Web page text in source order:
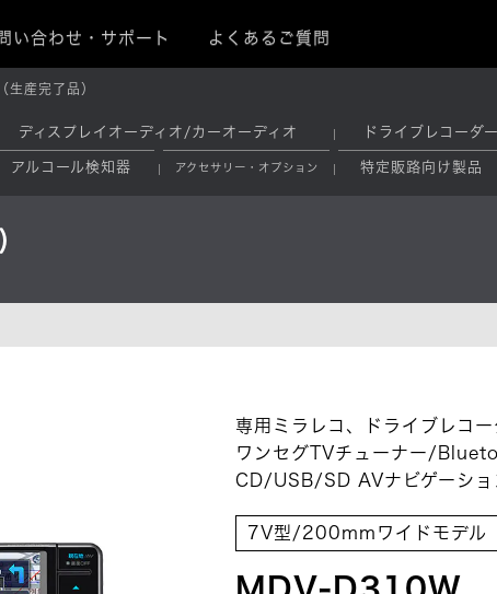
い合わせ・サポート よくあるご質問
産完了品）
ディスプレイオーディオ/カーオーディオ ドライブレコーダ
アルコール検知器 アクセサリー・オプション 特定販路向け製品
専用ミラレコ、ドライブレコー
ワンセグTVチューナー/
CD/USB/SD AVナビゲーショ
7V型/200mmワイドモデル
MDV-D310W